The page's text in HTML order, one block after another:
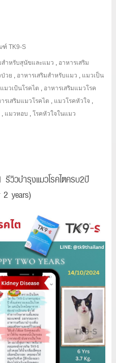
TK9-S
สำหรับสุนัขและแมว , อาหารเสริม
วย , อาหารเสริมสำหรับแมว , แมวเป็น
แมวเป้นโรคไต , อาหารเสริมแมวโรค
รเสริมแมวโรคไต , แมวโรคหัวใจ ,
, แมวหอบ ,โรคหัวใจในแมว
รีวิวบำรุงแมวโรคไตครบ2ปี
2 years)